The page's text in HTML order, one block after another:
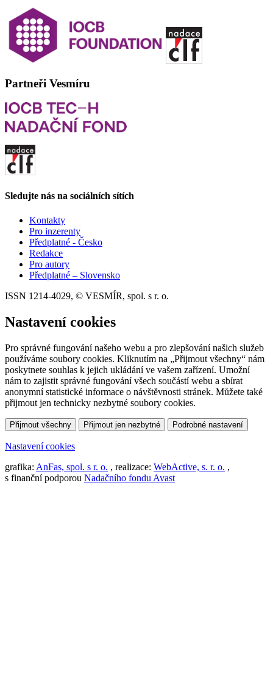
Partneři Vesmíru
Sledujte nás na sociálních sítích
Kontakty
Pro inzerenty
Předplatné - Česko
Redakce
Pro autory
Předplatné – Slovensko
ISSN 1214-4029, © VESMÍR, spol. s r. o.
Nastavení cookies
Pro správné fungování našeho webu a pro zlepšování našich služeb
používáme soubory cookies. Kliknutím na „Přijmout všechny“ nám
poskytnete souhlas k jejich ukládání ve vašem zařízení. Umožní
nám to zajistit správné fungování všech součástí webu a sbírat
anonymní statistické informace o návštěvnosti stránek. Můžete také
přijmout jen technicky nezbytné soubory cookies.
Přijmout všechny Přijmout jen nezbytné Podrobné nastavení
Nastavení cookies
grafika: AnFas, spol. s r. o. , realizace: WebActive, s. r. o. ,
s finanční podporou Nadačního fondu Avast